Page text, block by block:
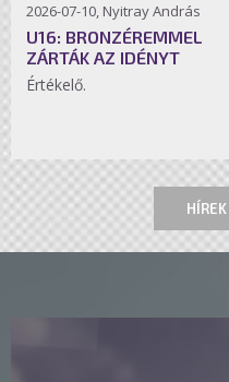
2026-07-10, Nyitray András
U16: BRONZÉREMMEL
ZÁRTÁK AZ IDÉNYT
Értékelő.